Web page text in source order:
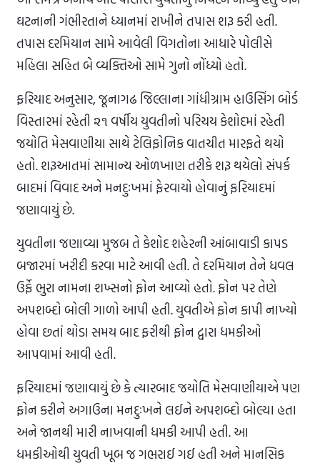
ઘટનાની ગંભીરતાને ધ્યાનમાં રાખીને તપાસ શરૂ કરી હતી.
તપાસ દરમિયાન સામે આવેલી વિગતોના આધારે પોલીસે
મહિલા સહિત બે વ્યક્તિઓ સામે ગુનો નોંધ્યો હતો.
ફરિયાદ અનુસાર, જૂનાગઢ જિલ્લાના ગાંધીગ્રામ હાઉસિંગ બોર્ડ
વિસ્તારમાં રહેતી ૨૧ વર્ષીય યુવતીનો પરિચય કેશોદમાં રહેતી
જયોતિ મેસવાણીયા સાથે ટેલિફોનિક વાતચીત મારફતે થયો
હતો. શરૂઆતમાં સામાન્ય ઓળખાણ તરીકે શરૂ થયેલો સંપર્ક
બાદમાં વિવાદ અને મનદુઃખમાં ફેરવાયો હોવાનું ફરિયાદમાં
જણાવાયું છે.
યુવતીના જણાવ્યા મુજબ તે કેશોદ શહેરની આંબાવાડી કાપડ
બજારમાં ખરીદી કરવા માટે આવી હતી. તે દરમિયાન તેને ધવલ
ઉર્ફે ભુરા નામના શખ્સનો ફોન આવ્યો હતો. ફોન પર તેણે
અપશબ્દો બોલી ગાળો આપી હતી. યુવતીએ ફોન કાપી નાખ્યો
હોવા છતાં થોડા સમય બાદ ફરીથી ફોન દ્વારા ધમકીઓ
આપવામાં આવી હતી.
ફરિયાદમાં જણાવાયું છે કે ત્યારબાદ જયોતિ મેસવાણીયાએ પણ
ફોન કરીને અગાઉના મનદુઃખને લઈને અપશબ્દો બોલ્યા હતા
અને જાનથી મારી નાખવાની ધમકી આપી હતી. આ
ધમકીઓથી યુવતી ખૂબ જ ગભરાઈ ગઈ હતી અને માનસિક